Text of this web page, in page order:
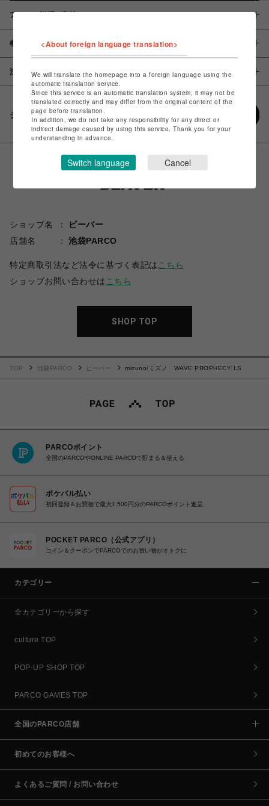
アイテム説明 / 素材
概要
注意事項
シェアする
ショップ名
ビーバー
店舗名
池袋PARCO
特定商取引法など法令に基づく表記は こちら
ショップお問い合わせは こちら
SHOP TOP
TOP 池袋PARCO ビーバー mizuno/ミズノ WAVE PROPHECY LS
PARCOポイント
全国のPARCOやONLINE PARCOで貯まる＆使える
ポケパル払い
初回登録＆お買物で最大1,500円分のPARCOポイント進呈
POCKET PARCO（公式アプリ）
コイン＆クーポンでPARCOでのお買い物がオトクに
カテゴリー
全カテゴリーから探す
culture TOP
POP-UP SHOP TOP
PARCO GAMES TOP
全国のPARCO店舗
初めてのお客様へ
よくあるご質問 / お問い合わせ
<About foreign language translation>
We will translate the homepage into a foreign language using the
automatic translation service.
Since this service is an automatic translation system, it may not be
translated correctly and may differ from the original content of the
page before translation.
In addition, we do not take any responsibility for any direct or
indirect damage caused by using this service. Thank you for your
understanding in advance.
Switch language Cancel